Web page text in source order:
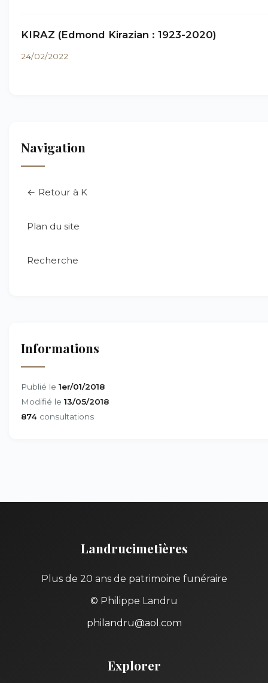
KIRAZ (Edmond Kirazian : 1923-2020)
24/02/2022
Navigation
← Retour à K
Plan du site
Recherche
Informations
Publié le 1er/01/2018
Modifié le 13/05/2018
874 consultations
Landrucimetières
Plus de 20 ans de patrimoine funéraire
© Philippe Landru
philandru@aol.com
Explorer